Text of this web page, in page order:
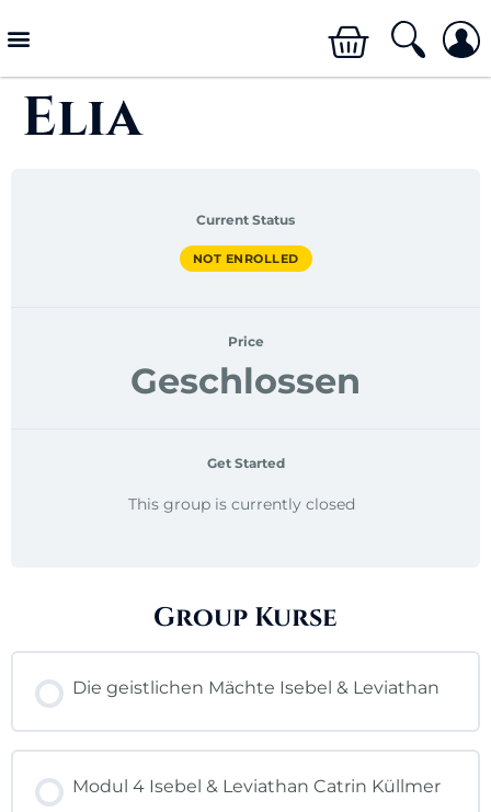
Elia
Current Status
NOT ENROLLED
Price
Geschlossen
Get Started
This group is currently closed
Group Kurse
Die geistlichen Mächte Isebel & Leviathan
0% ABGESCHLOSSEN 0/0 Lektionen
Modul 4 Isebel & Leviathan Catrin Küllmer